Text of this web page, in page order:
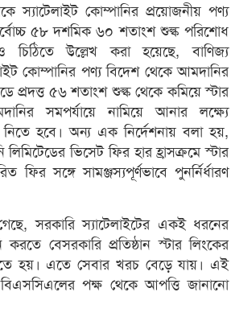
স্যাটেলাইট কোম্পানির প্রয়োজনীয় পণ্য
৫৮ দশমিক ৬০ শতাংশ শুল্ক পরিশোধ
উল্লেখ করা হয়েছে, বাণিজ্য
কোম্পানির পণ্য বিদেশ থেকে আমদানির
প্রদত্ত ৫৬ শতাংশ শুল্ক থেকে কমিয়ে স্টার
সমপর্যায়ে নামিয়ে আনার লক্ষ্যে
নিতে হবে। অন্য এক নির্দেশনায় বলা হয়,
লিমিটেডের ভিসেট ফির হার হ্রাসক্রমে স্টার
ফির সঙ্গে সামঞ্জস্যপূর্ণভাবে পুনর্নির্ধারণ
সরকারি স্যাটেলাইটের একই ধরনের
বেসরকারি প্রতিষ্ঠান স্টার লিংকের
হয়। এতে সেবার খরচ বেড়ে যায়। এই
পক্ষ থেকে আপত্তি জানানো